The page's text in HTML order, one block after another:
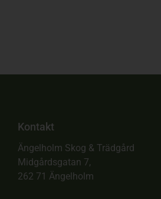
Kontakt
Ängelholm Skog & Trädgård
Midgårdsgatan 7,
262 71 Ängelholm